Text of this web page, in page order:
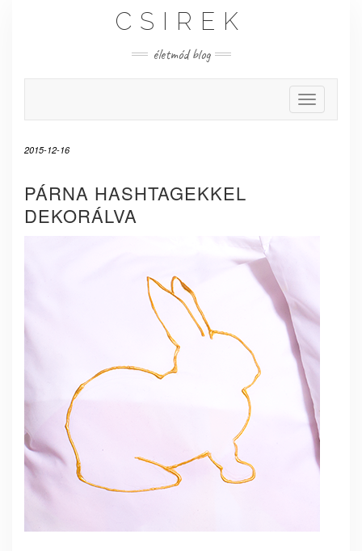
CSIREK
életmód blog
Toggle
2015-12-16
PÁRNA HASHTAGEKKEL
DEKORÁLVA